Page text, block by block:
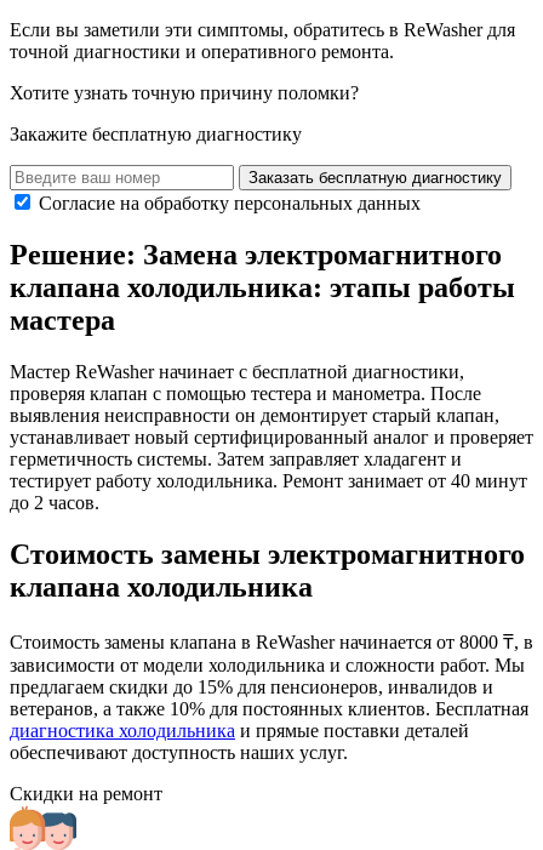
Если вы заметили эти симптомы, обратитесь в ReWasher для
точной диагностики и оперативного ремонта.
Хотите узнать точную причину поломки?
Закажите бесплатную диагностику
Заказать бесплатную диагностику
Согласие на обработку персональных данных
Решение: Замена электромагнитного
клапана холодильника: этапы работы
мастера
Мастер ReWasher начинает с бесплатной диагностики,
проверяя клапан с помощью тестера и манометра. После
выявления неисправности он демонтирует старый клапан,
устанавливает новый сертифицированный аналог и проверяет
герметичность системы. Затем заправляет хладагент и
тестирует работу холодильника. Ремонт занимает от 40 минут
до 2 часов.
Стоимость замены электромагнитного
клапана холодильника
Стоимость замены клапана в ReWasher начинается от 8000 ₸, в
зависимости от модели холодильника и сложности работ. Мы
предлагаем скидки до 15% для пенсионеров, инвалидов и
ветеранов, а также 10% для постоянных клиентов. Бесплатная
диагностика холодильника и прямые поставки деталей
обеспечивают доступность наших услуг.
Скидки на ремонт